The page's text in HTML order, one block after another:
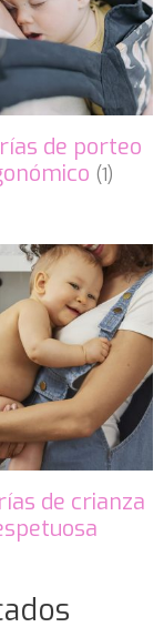
de porteo
(1)
de crianza